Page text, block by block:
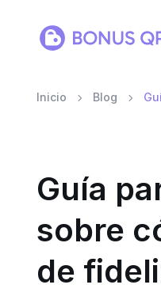
Inicio Blog
Guía
sobre
de